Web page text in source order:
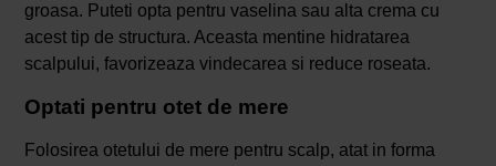
groasa. Puteti opta pentru vaselina sau alta crema cu
acest tip de structura. Aceasta mentine hidratarea
scalpului, favorizeaza vindecarea si reduce roseata.
Optati pentru otet de mere
Folosirea otetului de mere pentru scalp, atat in forma